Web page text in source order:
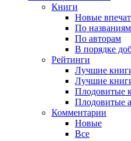
Книги
Новые
По названиям
По авторам
В порядке
Рейтинги
Лучшие
Лучшие
Плодовитые
Плодовитые
Комментарии
Новые
Все